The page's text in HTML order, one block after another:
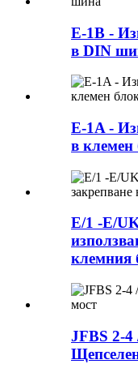
E-1B -
в DIN
E-1A -
в
E/1 -E/
клемния
JFBS 2-4